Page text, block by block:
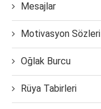
Mesajlar
Motivasyon Sözleri
Oğlak Burcu
Rüya Tabirleri